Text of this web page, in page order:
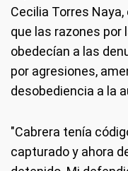
Cecilia Torres
que las razones por
obedecían a las
por agresiones,
desobediencia a la
"Cabrera tenía
capturado y ahora